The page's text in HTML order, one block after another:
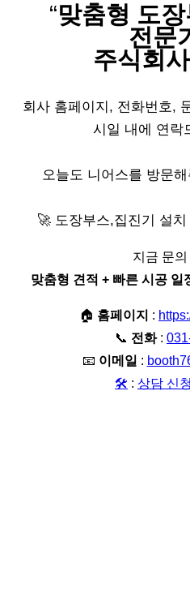
“맞춤형 도장
전문
주식회
회사 홈페이지, 전화번호,
시일 내에 연락
오늘도 니어스를 방문
🚀 도장부스,집진기 설
지금 문의
맞춤형 견적 + 빠른 시공 일
🏠 홈페이지 :
📞 전화 :
📧 이메일 :
🛠️ : 상담 신